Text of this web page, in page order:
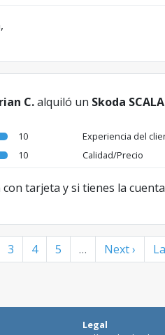
C.alquiló un Skoda SCALA
10 Experiencia del
10 Calidad/Precio
tarjeta y si tienes la
3 4 5 … Next ›
Legal